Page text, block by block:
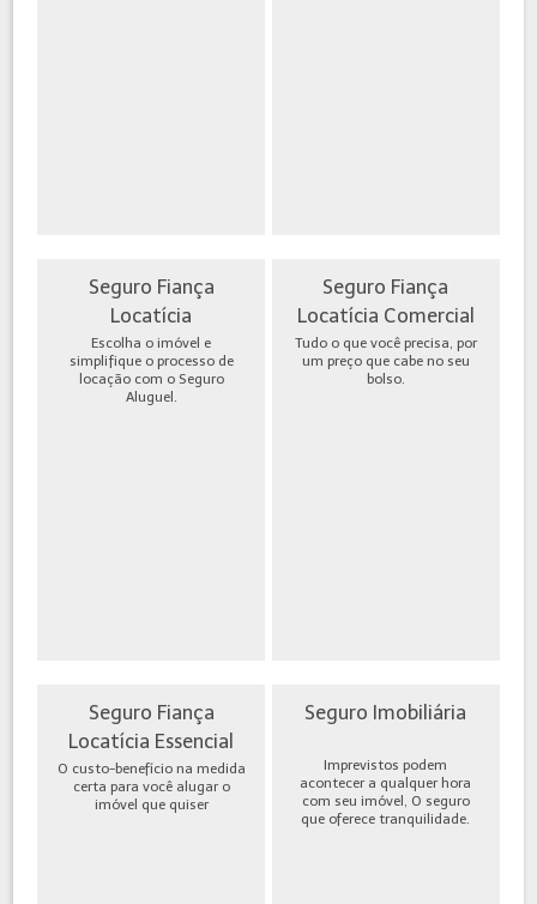
Seguro Fiança
Locatícia
Escolha o imóvel e
simplifique o processo de
locação com o Seguro
Aluguel.
Seguro Fiança
Locatícia Comercial
Tudo o que você precisa, por
um preço que cabe no seu
bolso.
Seguro Fiança
Locatícia Essencial
O custo-benefício na medida
certa para você alugar o
imóvel que quiser
Seguro Imobiliária
Imprevistos podem
acontecer a qualquer hora
com seu imóvel, O seguro
que oferece tranquilidade.